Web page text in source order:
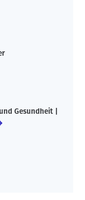
Gesundheit |